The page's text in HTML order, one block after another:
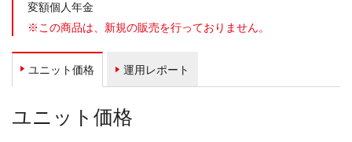
変額個人年金
※この商品は、新規の販売を行っておりません。
ユニット価格 運用レポート
ユニット価格